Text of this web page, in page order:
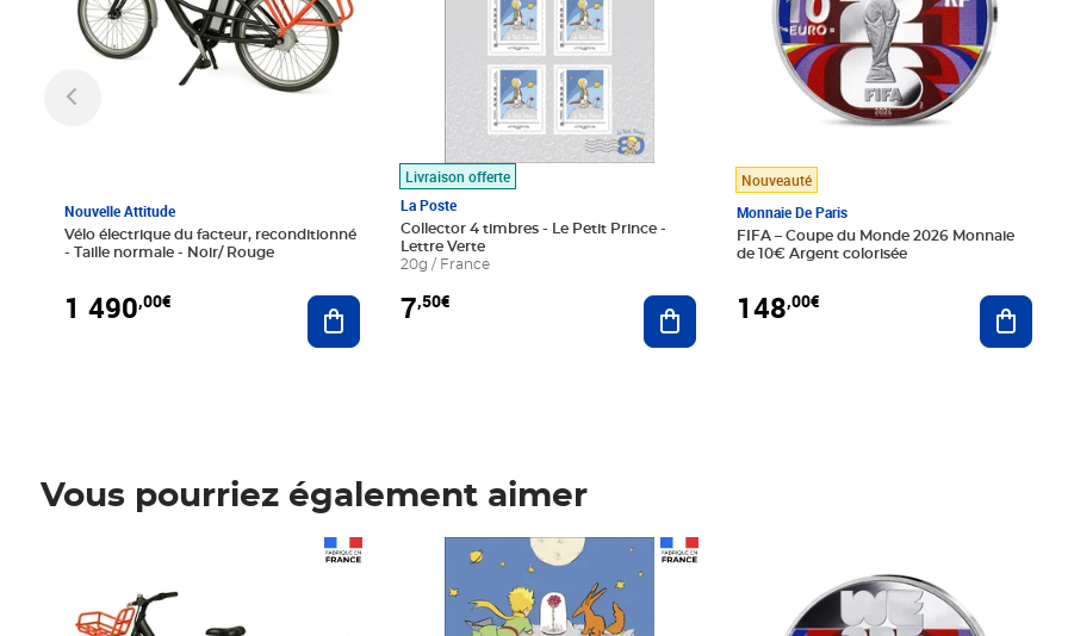
Nouvelle Attitude
Vélo électrique du facteur, reconditionné
- Taille normale - Noir/ Rouge
1 490,00€ Ajouter au panier
Livraison offerte
La Poste
Collector 4 timbres - Le Petit Prince -
Lettre Verte
20g / France
7,50€ Ajouter au panier
Nouveauté
Monnaie De Paris
FIFA – Coupe du Monde 2026 Monnaie
de 10€ Argent colorisée
148,00€
Vous pourriez également aimer
Prix 7,50€